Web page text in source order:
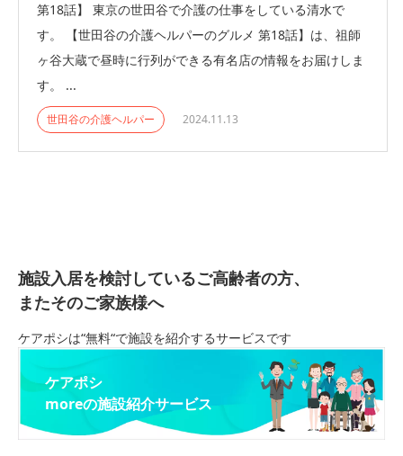
第18話】 東京の世田谷で介護の仕事をしている清水で
す。 【世田谷の介護ヘルパーのグルメ 第18話】は、祖師
ヶ谷大蔵で昼時に行列ができる有名店の情報をお届けしま
す。 ...
世田谷の介護ヘルパー 2024.11.13
施設入居を検討しているご高齢者の方、
またそのご家族様へ
ケアポシは“無料“で施設を紹介するサービスです
ケアポシ
moreの施設紹介サービス